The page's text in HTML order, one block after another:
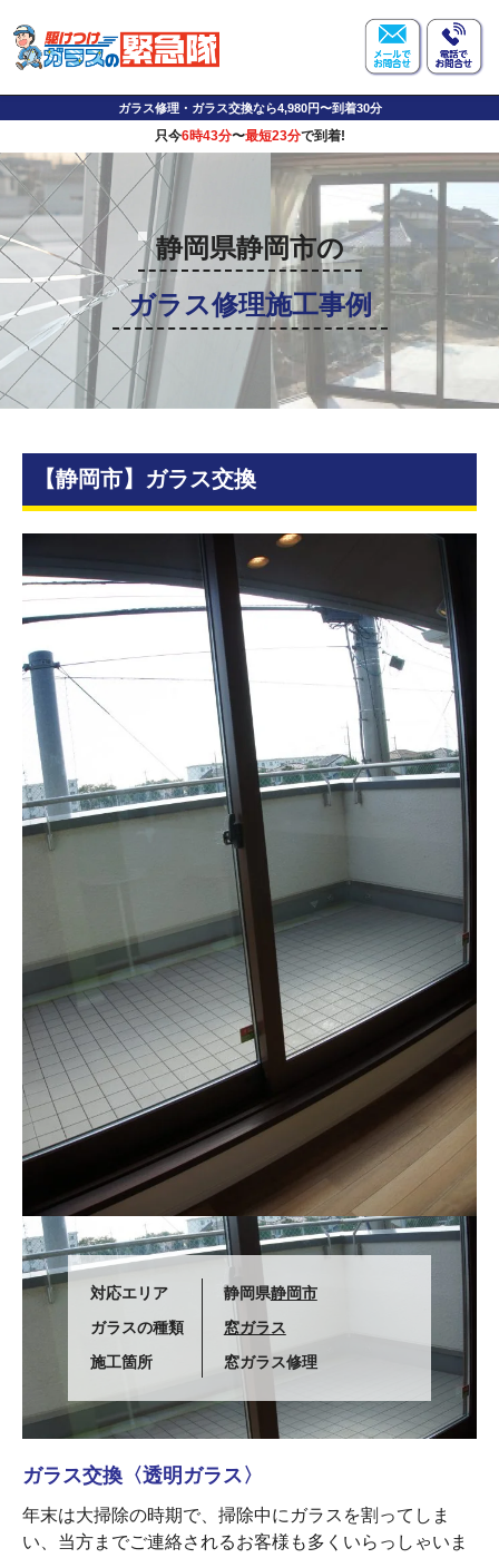
ガラス修理・ガラス交換なら4,980円〜到着30分
只今6時43分〜最短23分で到着!
静岡県静岡市の
ガラス修理施工事例
【静岡市】ガラス交換
対応エリア 静岡県静岡市
ガラスの種類
窓ガラス
施工箇所
窓ガラス修理
ガラス交換〈透明ガラス〉
年末は大掃除の時期で、掃除中にガラスを割ってしま
い、当方までご連絡されるお客様も多くいらっしゃいま